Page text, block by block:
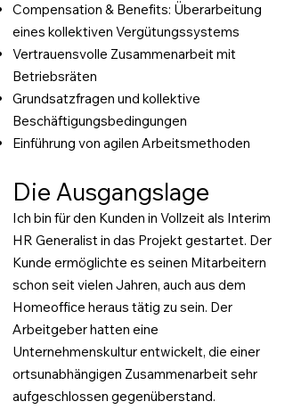
Compensation & Benefits: Überarbeitung
eines kollektiven Vergütungssystems
Vertrauensvolle Zusammenarbeit mit
Betriebsräten
Grundsatzfragen und kollektive
Beschäftigungsbedingungen
Einführung von agilen Arbeitsmethoden
Die Ausgangslage
Ich bin für den Kunden in Vollzeit als Interim
HR Generalist in das Projekt gestartet. Der
Kunde ermöglichte es seinen Mitarbeitern
schon seit vielen Jahren, auch aus dem
Homeoffice heraus tätig zu sein. Der
Arbeitgeber hatten eine
Unternehmenskultur entwickelt, die einer
ortsunabhängigen Zusammenarbeit sehr
aufgeschlossen gegenüberstand.